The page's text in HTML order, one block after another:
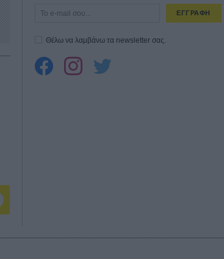
ΕΓΓΡΑΦΗ
Θέλω να λαμβάνω τα newsletter σας.